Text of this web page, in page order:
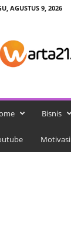
AGUSTUS 9, 2026
Bisnis
Motivasi